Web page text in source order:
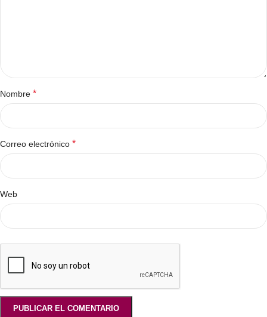
Nombre *
Correo electrónico *
Web